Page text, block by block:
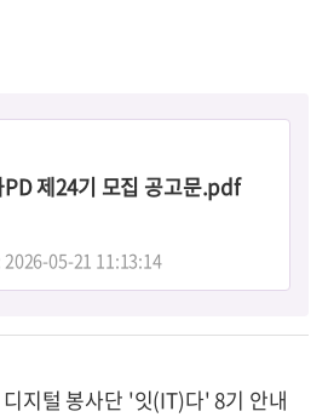
제24기 모집 공고문.pdf
2026-05-21 11:13:14
지털 봉사단 '잇(IT)다' 8기 안내